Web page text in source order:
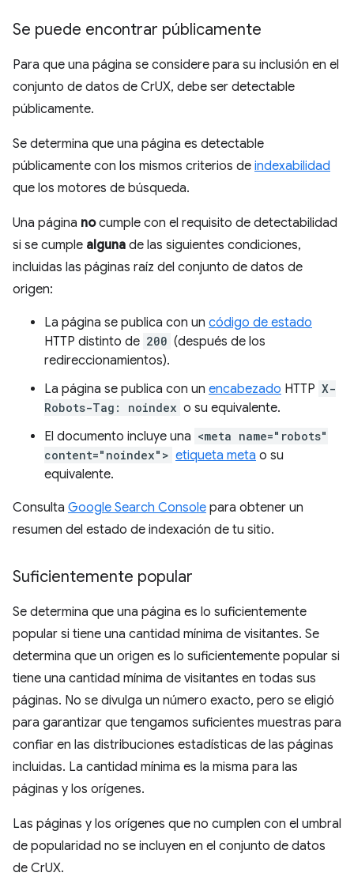
Se puede encontrar públicamente
Para que una página se considere para su inclusión en el
conjunto de datos de CrUX, debe ser detectable
públicamente.
Se determina que una página es detectable
públicamente con los mismos criterios de indexabilidad
que los motores de búsqueda.
Una página nocumple con el requisito de detectabilidad
si se cumple alguna de las siguientes condiciones,
incluidas las páginas raíz del conjunto de datos de
origen:
La página se publica con un código de estado
HTTP distinto de 200 (después de los
redireccionamientos).
La página se publica con un encabezado HTTP X-
Robots-Tag: noindex o su equivalente.
El documento incluye una <meta name="robots"
content="noindex"> etiqueta meta o su
equivalente.
Consulta Google Search Console para obtener un
resumen del estado de indexación de tu sitio.
Suficientemente popular
Se determina que una página es lo suficientemente
popular si tiene una cantidad mínima de visitantes. Se
determina que un origen es lo suficientemente popular si
tiene una cantidad mínima de visitantes en todas sus
páginas. No se divulga un número exacto, pero se eligió
para garantizar que tengamos suficientes muestras para
confiar en las distribuciones estadísticas de las páginas
incluidas. La cantidad mínima es la misma para las
páginas y los orígenes.
Las páginas y los orígenes que no cumplen con el umbral
de popularidad no se incluyen en el conjunto de datos
de CrUX.